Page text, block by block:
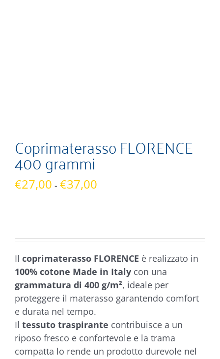
Coprimaterasso FLORENCE
400 grammi
€27,00 - €37,00
€37,00
Il coprimaterasso FLORENCE è realizzato in
100% cotone Made in Italy con una
grammatura di 400 g/m², ideale per
proteggere il materasso garantendo comfort
e durata nel tempo.
Il tessuto traspirante contribuisce a un
riposo fresco e confortevole e la trama
compatta lo rende un prodotto durevole nel